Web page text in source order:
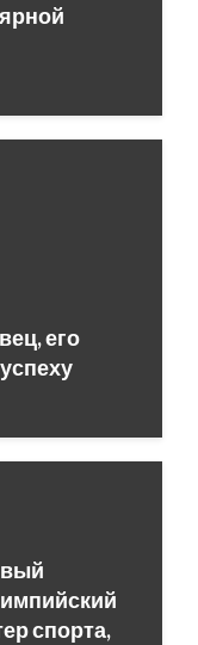
его
спорта,